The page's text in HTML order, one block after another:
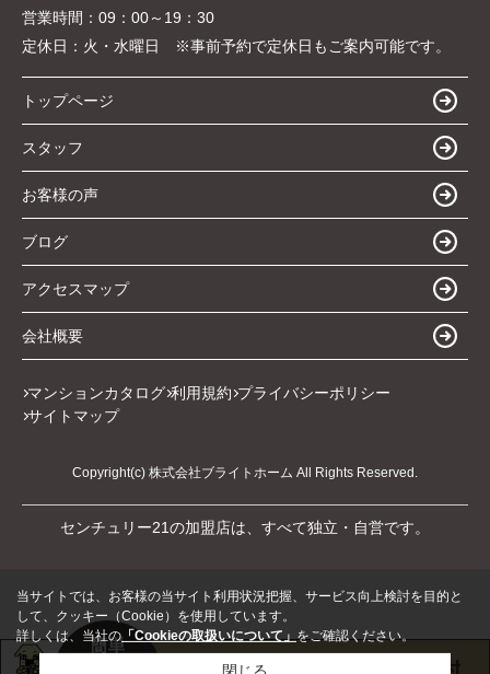
営業時間： 09：00～19：30
定休日： 火・水曜日 ※事前予約で定休日もご案内可能です。
トップページ
スタッフ
お客様の声
ブログ
アクセスマップ
会社概要
マンションカタログ 利用規約 プライバシーポリシー
サイトマップ
Copyright(c) 株式会社ブライトホーム All Rights Reserved.
センチュリー21の加盟店は、すべて独立・自営です。
当サイトでは、お客様の当サイト利用状況把握、サービス向上検討を目的と
して、クッキー（Cookie）を使用しています。
詳しくは、当社の「Cookieの取扱いについて」をご確認ください。
閉じる